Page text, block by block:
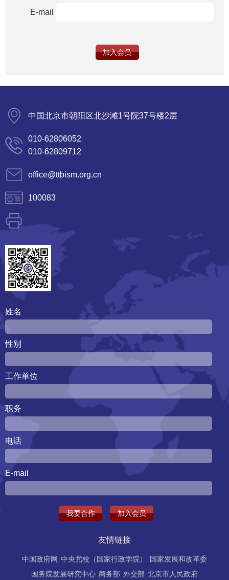
E-mail
加入会员
中国北京市朝阳区北沙滩1号院37号楼2层
010-62806052
010-62809712
office@ttbism.org.cn
100083
姓名
性别
工作单位
职务
电话
E-mail
我要合作 加入会员
友情链接
中国政府网 中央党校（国家行政学院）
国家发展和改革委
国务院发展研究中心 商务部 外交部 北京市人民政府